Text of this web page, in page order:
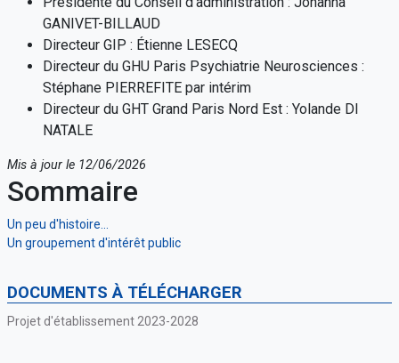
Sommaire
Un peu d'histoire...
Un groupement d'intérêt public
DOCUMENTS À TÉLÉCHARGER
Projet d'établissement 2023-2028
GANIVET-BILLAUD
Directeur GIP : Étienne LESECQ
Directeur du GHU Paris Psychiatrie Neurosciences :
Stéphane PIERREFITE par intérim
Directeur du GHT Grand Paris Nord Est : Yolande DI
NATALE
Mis à jour le 12/06/2026